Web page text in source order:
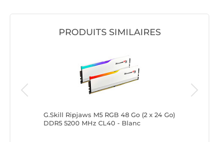
PRODUITS SIMILAIRES
G.Skill Ripjaws M5 RGB 48 Go (2 x 24 Go)
DDR5 5200 MHz CL40 - Blanc